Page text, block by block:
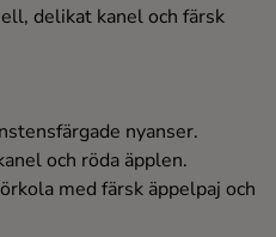
delikat kanel och färsk
nyanser.
och röda äpplen.
med färsk äppelpaj och